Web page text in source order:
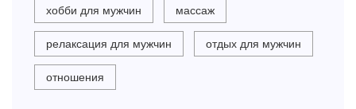
хобби для мужчин массаж
релаксация для мужчин отдых для мужчин
отношения